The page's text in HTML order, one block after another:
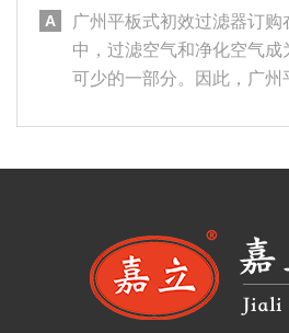
广州平板式初效过滤器订购
中，过滤空气和净化空气成
可少的一部分。因此，广州